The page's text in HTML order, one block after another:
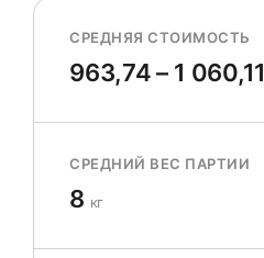
СРЕДНЯЯ СТОИМОСТЬ
963,74 – 1 060,11
СРЕДНИЙ ВЕС ПАРТИИ
8 кг